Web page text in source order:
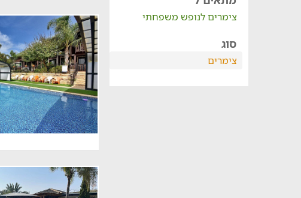
צימרים לנופש משפחתי
סוג
צימרים